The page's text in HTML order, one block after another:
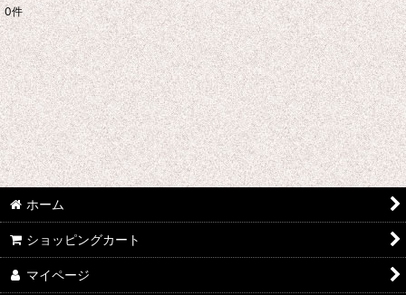
表示数:
並び順:
絞り込む
0件
ホーム
ショッピングカート
マイページ